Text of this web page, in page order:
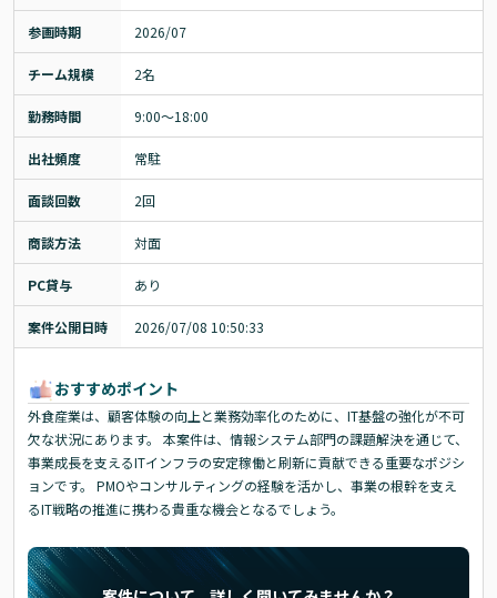
参画時期 2026/07
チーム規模 2名
勤務時間 9:00～18:00
出社頻度 常駐
面談回数 2回
商談方法 対面
PC貸与 あり
案件公開日時 2026/07/08 10:50:33
おすすめポイント
外食産業は、顧客体験の向上と業務効率化のために、IT基盤の強化が不可
欠な状況にあります。 本案件は、情報システム部門の課題解決を通じて、
事業成長を支えるITインフラの安定稼働と刷新に貢献できる重要なポジシ
ョンです。 PMOやコンサルティングの経験を活かし、事業の根幹を支え
るIT戦略の推進に携わる貴重な機会となるでしょう。